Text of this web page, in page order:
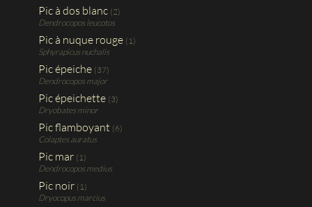
Pic à dos blanc (2)
Dendrocopos leucotos
Pic à nuque rouge (1)
Sphyrapicus nuchalis
Pic épeiche (37)
Dendrocopos major
Pic épeichette (3)
Dryobates minor
Pic flamboyant (6)
Colaptes auratus
Pic mar (1)
Dendrocopos medius
Pic noir (1)
Dryocopus marcius